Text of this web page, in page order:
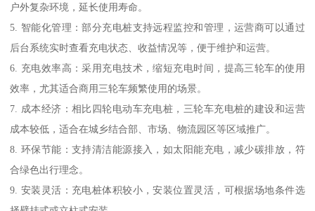
户外复杂环境，延长使用寿命。
5. 智能化管理：部分充电桩支持远程监控和管理，运营商可以通过
后台系统实时查看充电状态、收益情况等，便于维护和运营。
6. 充电效率高：采用充电技术，缩短充电时间，提高三轮车的使用
效率，尤其适合商用三轮车频繁使用的场景。
7. 成本经济：相比四轮电动车充电桩，三轮车充电桩的建设和运营
成本较低，适合在城乡结合部、市场、物流园区等区域推广。
8. 环保节能：支持清洁能源接入，如太阳能充电，减少碳排放，符
合绿色出行理念。
9. 安装灵活：充电桩体积较小，安装位置灵活，可根据场地条件选